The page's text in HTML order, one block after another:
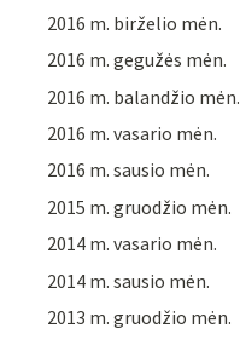
2016 m. birželio mėn.
2016 m. gegužės mėn.
2016 m. balandžio mėn.
2016 m. vasario mėn.
2016 m. sausio mėn.
2015 m. gruodžio mėn.
2014 m. vasario mėn.
2014 m. sausio mėn.
2013 m. gruodžio mėn.